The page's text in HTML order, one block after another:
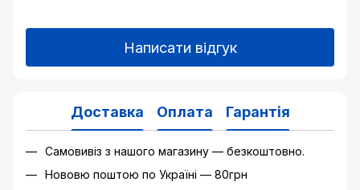
Написати відгук
Доставка Оплата Гарантія
Самовивіз з нашого магазину — безкоштовно.
Нововю поштою по Україні — 80грн